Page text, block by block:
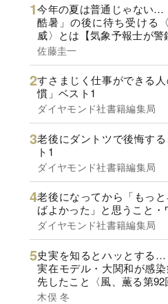
今年の夏は普通じゃない
酷暑」の後に待ち受ける
威〉とは【気象予報士が警
佐藤圭一
すさまじく仕事ができる
慣」ベスト1
ダイヤモンド社書籍編集局
老後にダントツで後悔す
ト1
ダイヤモンド社書籍編集局
老後になってから「もっ
ばよかった」と思うこと・
ダイヤモンド社書籍編集局
史実を知るとハッとする…
実在モデル・大関和が感
先したこと〈風、薫る第92
木俣 冬